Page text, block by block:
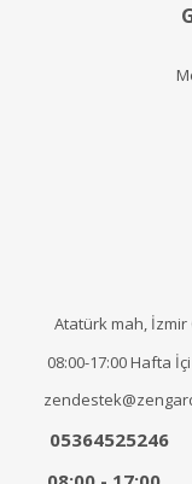
Atatürk mah, İzmir
08:00-17:00 Hafta
05364525246